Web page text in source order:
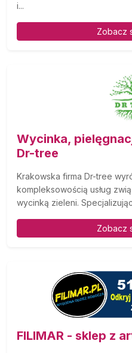
i...
Zobacz
Wycinka,
Dr-tree
Krakowska firma Dr-tree
kompleksowością usług
wycinką zieleni.
Zobacz
FILIMAR - sklep z